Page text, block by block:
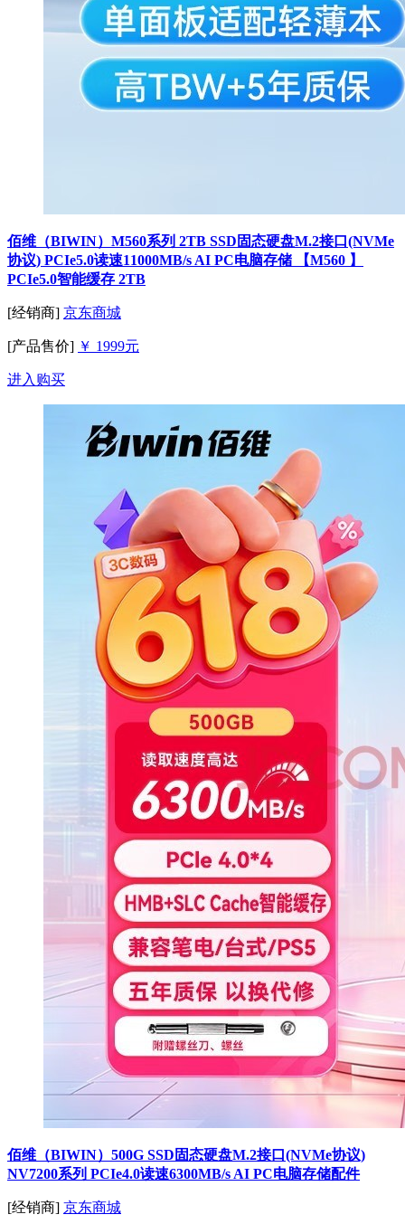
佰维（BIWIN）M560系列 2TB SSD固态硬盘M.2接口(NVMe
协议) PCIe5.0读速11000MB/s AI PC电脑存储 【M560 】
PCIe5.0智能缓存 2TB
[经销商] 京东商城
[产品售价] ￥ 1999元
进入购买
佰维（BIWIN）500G SSD固态硬盘M.2接口(NVMe协议)
NV7200系列 PCIe4.0读速6300MB/s AI PC电脑存储配件
[经销商] 京东商城